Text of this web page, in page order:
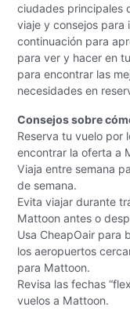
ciudades principales
viaje y consejos para
continuación para
para ver y hacer en
para encontrar las
necesidades en
Consejos sobre
Reserva tu vuelo por
encontrar la oferta a
Viaja entre semana
de semana.
Evita viajar durante
Mattoon antes o
Usa CheapOair para
los aeropuertos
para Mattoon.
Revisa las fechas
vuelos a Mattoon.